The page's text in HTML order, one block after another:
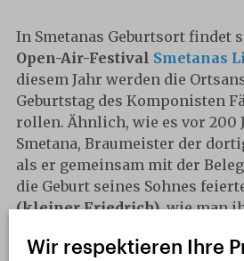
In Smetanas Geburtsort findet
Open-Air-Festival Smetanas
diesem Jahr werden die
Geburtstag des Komponisten
rollen. Ähnlich, wie es vor 200
Smetana, Braumeister der
als er gemeinsam mit der
die Geburt seines Sohnes
(kleiner Friedrich), wie man
vielen Töchtern.
Wir respektieren Ihre